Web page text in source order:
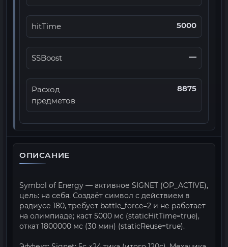
hitTime 5000
SSBoost —
Расход
предметов
8875
ОПИСАНИЕ
Symbol of Energy — активное SIGNET (OP_ACTIVE),
цель: на себя. Создаёт символ с действием в
радиусе 180, требует battle_force=2 и не работает
на олимпиаде; каст 5000 мс (staticHitTime=true),
откат 1800000 мс (30 мин) (staticReuse=true).